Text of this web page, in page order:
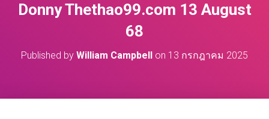
Donny Thethao99.com 13 August
68
Published by William Campbell on 13 กรกฎาคม 2025